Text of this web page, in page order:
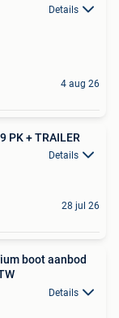
Details
4 aug 26
PK + TRAILER
Details
28 jul 26
boot aanbod
Details